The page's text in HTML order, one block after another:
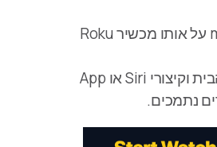
שליטה מ‑macOS על אותו מכשיר Roku
ווידג’טים למסך הבית וקיצורי Siri או App